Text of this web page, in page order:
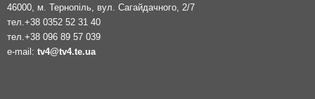
46000, м. Тернопіль, вул. Сагайдачного, 2/7
тел. +38 0352 52 31 40
тел. +38 096 89 57 039
e-mail: tv4@tv4.te.ua